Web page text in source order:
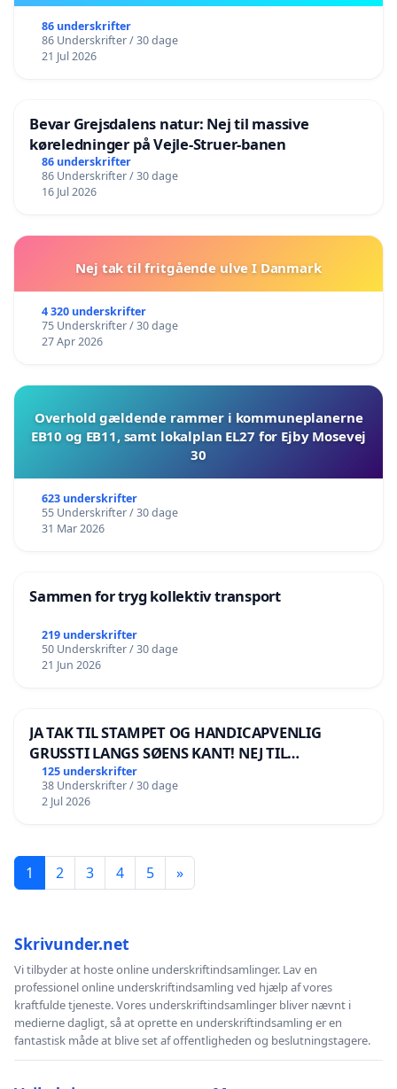
86 underskrifter
86 Underskrifter / 30 dage
21 Jul 2026
Bevar Grejsdalens natur: Nej til massive
køreledninger på Vejle-Struer-banen
86 underskrifter
86 Underskrifter / 30 dage
16 Jul 2026
Nej tak til fritgående ulve I Danmark
4 320 underskrifter
75 Underskrifter / 30 dage
27 Apr 2026
Overhold gældende rammer i kommuneplanerne
EB10 og EB11, samt lokalplan EL27 for Ejby Mosevej
30
623 underskrifter
55 Underskrifter / 30 dage
31 Mar 2026
Sammen for tryg kollektiv transport
219 underskrifter
50 Underskrifter / 30 dage
21 Jun 2026
JA TAK TIL STAMPET OG HANDICAPVENLIG
GRUSSTI LANGS SØENS KANT! NEJ TIL
BOARDWALK VÆK FRA SØEN
125 underskrifter
38 Underskrifter / 30 dage
2 Jul 2026
1 2 3 4 5 »
Skrivunder.net
Vi tilbyder at hoste online underskriftindsamlinger. Lav en
professionel online underskriftindsamling ved hjælp af vores
kraftfulde tjeneste. Vores underskriftindsamlinger bliver nævnt i
medierne dagligt, så at oprette en underskriftindsamling er en
fantastisk måde at blive set af offentligheden og beslutningstagere.